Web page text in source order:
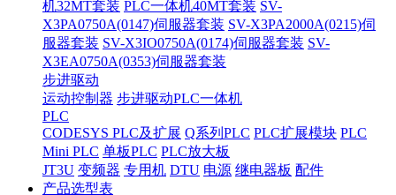
机32MT套装 PLC一体机40MT套装 SV-
X3PA0750A(0147)伺服器套装 SV-X3PA2000A(0215)伺
服器套装 SV-X3IO0750A(0174)伺服器套装 SV-
X3EA0750A(0353)伺服器套装
步进驱动
运动控制器 步进驱动PLC一体机
PLC
CODESYS PLC及扩展 Q系列PLC PLC扩展模块 PLC
Mini PLC 单板PLC PLC放大板
JT3U 变频器 专用机 DTU 电源 继电器板 配件
产品选型表